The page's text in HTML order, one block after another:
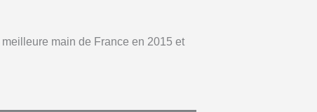
main de France en 2015 et